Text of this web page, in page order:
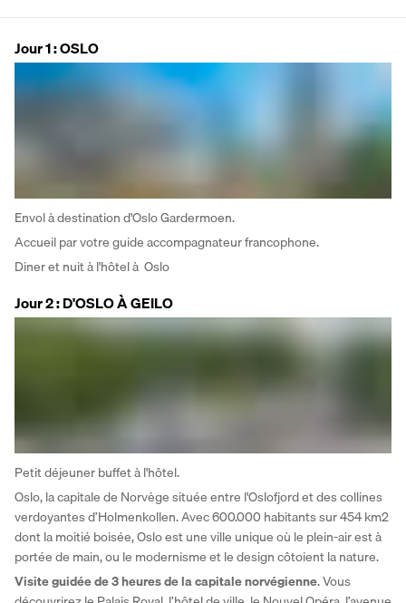
Jour 1 : OSLO
Envol à destination d'Oslo Gardermoen.
Accueil par votre guide accompagnateur francophone.
Diner et nuit à l'hôtel à  Oslo
Jour 2 : D'OSLO À GEILO
Petit déjeuner buffet à l'hôtel.
Oslo, la capitale de Norvège située entre l'Oslofjord et des collines
verdoyantes d’Holmenkollen. Avec 600.000 habitants sur 454 km2
dont la moitié boisée, Oslo est une ville unique où le plein-air est à
portée de main, ou le modernisme et le design côtoient la nature.
Visite guidée de 3 heures de la capitale norvégienne. Vous